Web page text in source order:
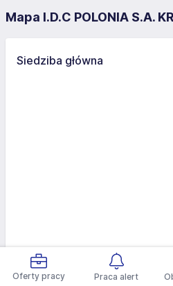
Oferty pracy Praca alert
Mapa I.D.C POLONIA S.A.
Siedziba główna